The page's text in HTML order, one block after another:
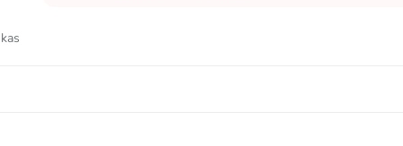
maisījums (maltodekstrīns, sāls, SŪKALU pulveris,